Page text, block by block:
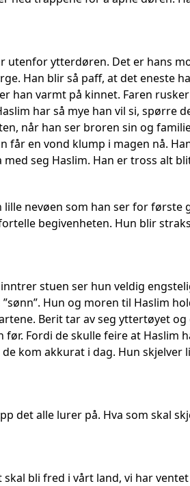
utenfor ytterdøren. Det er hans
Han blir så paff, at det eneste
han varmt på kinnet. Faren
har så mye han vil si, spørre
når han ser broren sin og
får en vond klump i magen nå.
seg Haslim. Han er tross alt
nevøen som han ser for første
begivenheten. Hun blir
stuen ser hun veldig
Hun og moren til Haslim
Berit tar av seg yttertøyet
Fordi de skulle feire at Haslim
kom akkurat i dag. Hun skjelver
det alle lurer på. Hva som skal
bli fred i vårt land, vi har